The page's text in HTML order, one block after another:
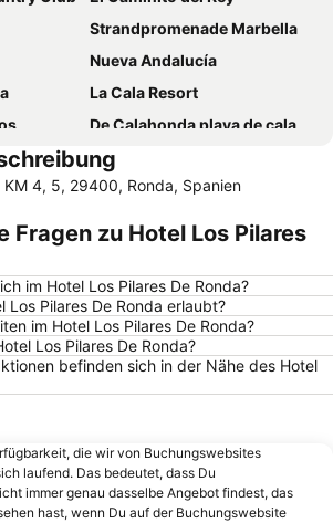
Strandpromenade Marbella
Nueva Andalucía
La Cala Resort
De Calahonda playa de calahonda
Bahía Dorada
Artola-Cabopino
Neue Brücke
Playa del Cable
Ocean Club Marbella
Allee an der Schlucht el Tajo
Club
Los Naranjos Golf Club
Plaza de la Alameda
Duquesa
Stierkampfarena
KM 4, 5, 29400, Ronda, Spanien
Fragen zu Hotel Los Pilares
im Hotel Los Pilares De Ronda?
Los Pilares De Ronda erlaubt?
im Hotel Los Pilares De Ronda?
Los Pilares De Ronda?
befinden sich in der Nähe des Hotel
die wir von Buchungswebsites
laufend. Das bedeutet, dass Du
immer genau dasselbe Angebot findest, das
hast, wenn Du auf der Buchungswebsite